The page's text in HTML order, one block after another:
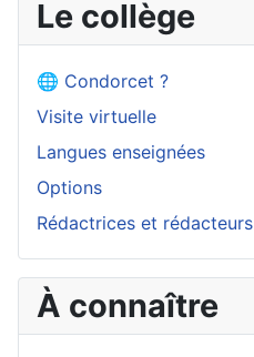
Le collège
🌐 Condorcet ?
Visite virtuelle
Langues enseignées
Options
Rédactrices et rédacteurs
À connaître